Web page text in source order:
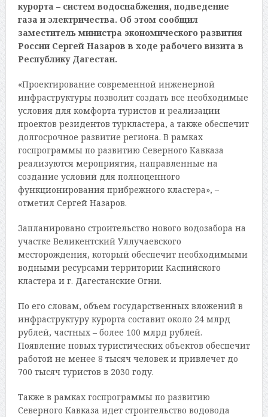
курорта – систем водоснабжения, подведение
газа и электричества. Об этом сообщил
заместитель министра экономического развития
России Сергей Назаров в ходе рабочего визита в
Республику Дагестан.
«Проектирование современной инженерной
инфраструктуры позволит создать все необходимые
условия для комфорта туристов и реализации
проектов резидентов туркластера, а также обеспечит
долгосрочное развитие региона. В рамках
госпрограммы по развитию Северного Кавказа
реализуются мероприятия, направленные на
создание условий для полноценного
функционирования прибрежного кластера», –
отметил Сергей Назаров.
Запланировано строительство нового водозабора на
участке Великентский Уллучаевского
месторождения, который обеспечит необходимыми
водными ресурсами территории Каспийского
кластера и г. Дагестанские Огни.
По его словам, объем государственных вложений в
инфраструктуру курорта составит около 24 млрд
рублей, частных – более 100 млрд рублей.
Появление новых туристических объектов обеспечит
работой не менее 8 тысяч человек и привлечет до
700 тысяч туристов в 2030 году.
Также в рамках госпрограммы по развитию
Северного Кавказа идет строительство водовода